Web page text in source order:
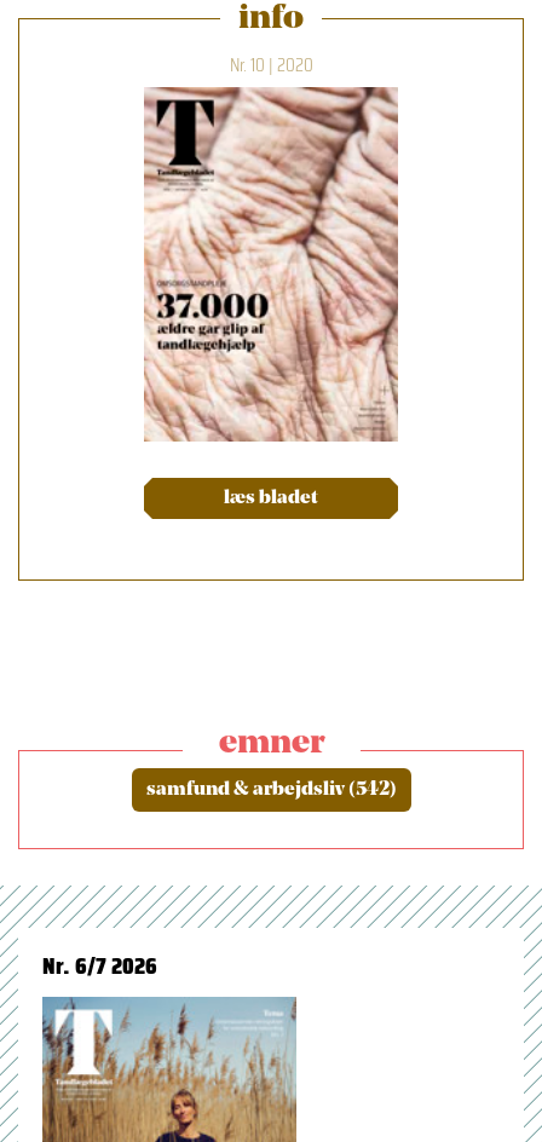
info
Nr. 10 | 2020
læs bladet
emner
samfund & arbejdsliv (542)
Nr. 6/7 2026